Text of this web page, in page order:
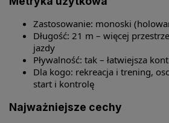
Zastosowanie: monoski
Długość: 21 m – więcej
jazdy
Pływalność: tak – łatwiejsza
Dla kogo: rekreacja i trening,
start i kontrolę
Najważniejsze cechy